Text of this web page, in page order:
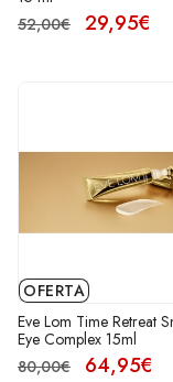
52,00€
29,95€
OFERTA
Eve Lom Time Retreat
Eye Complex 15ml
80,00€
64,95€